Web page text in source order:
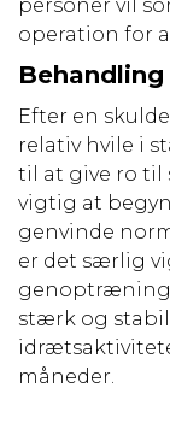
personer vil
operation for
Efter en
relativ hvile i
til at give ro til
vigtig at
genvinde
er det særlig
genoptræning
stærk og
måneder.